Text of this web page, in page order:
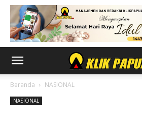
Beranda NASIONAL
NASIONAL